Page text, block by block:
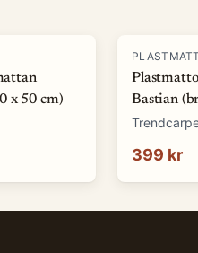
x 50 cm)
Bastian
399 kr